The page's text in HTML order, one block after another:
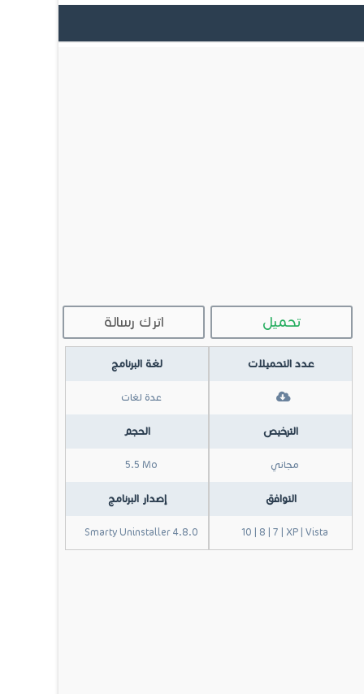
اترك رسالة تحميل
عدد التحميلات
الترخيص
مجاني
التوافق
10 | 8 | 7 | XP | Vista
لغة البرنامج
عدة لغات
الحجم
5.5 Mo
إصدار البرنامج
Smarty Uninstaller 4.8.0